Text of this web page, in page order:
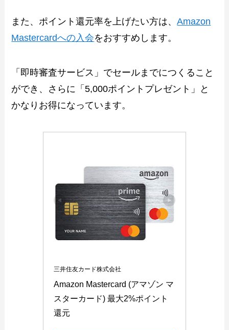
また、ポイント還元率を上げたい方は、Amazon
Mastercardへの入会をおすすめします。
「即時審査サービス」でセールまでにつくること
ができ、さらに「5,000ポイントプレゼント」と
かなりお得になっています。
三井住友カード株式会社
Amazon Mastercard (アマゾン マ
スターカード) 最大2%ポイント
還元